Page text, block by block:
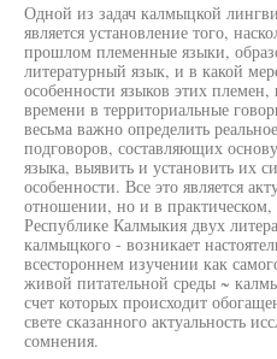
Одной из задач калмыцкой
является установление того,
прошлом племенные языки,
литературный язык, и в какой
особенности языков этих
времени в территориальные
весьма важно определить
подговоров, составляющих
языка, выявить и установить их
особенности. Все это является
отношении, но и в практическом,
Республике Калмыкия двух
калмыцкого - возникает
всестороннем изучении как
живой питательной среды ~
счет которых происходит
свете сказанного актуальность
сомнения.